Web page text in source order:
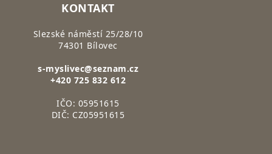
KONTAKT
Slezské náměstí 25/28/10
74301 Bílovec
s-myslivec@seznam.cz
+420 725 832 612
IČO: 05951615
DIČ: CZ05951615